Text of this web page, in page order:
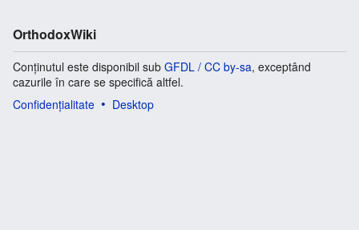
OrthodoxWiki
Conținutul este disponibil sub GFDL / CC by-sa, exceptând
cazurile în care se specifică altfel.
Confidențialitate
Desktop